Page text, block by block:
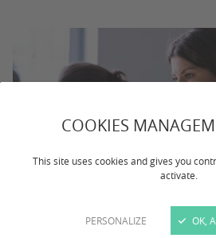
COOKIES
This site uses cookies and gives you
activate.
PERSONALIZE OK,